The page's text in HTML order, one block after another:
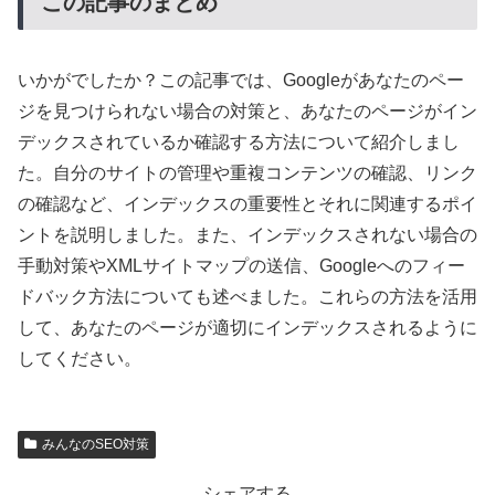
いかがでしたか？この記事では、Googleがあなたのペー
ジを見つけられない場合の対策と、あなたのページがイン
デックスされているか確認する方法について紹介しまし
た。自分のサイトの管理や重複コンテンツの確認、リンク
の確認など、インデックスの重要性とそれに関連するポイ
ントを説明しました。また、インデックスされない場合の
手動対策やXMLサイトマップの送信、Googleへのフィー
ドバック方法についても述べました。これらの方法を活用
して、あなたのページが適切にインデックスされるように
してください。
みんなのSEO対策